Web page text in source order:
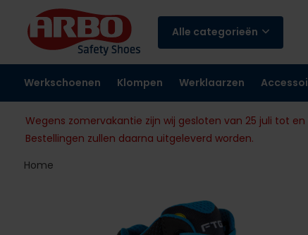
Alle categorieën
Werkschoenen Klompen Werklaarzen
Wegens zomervakantie zijn wij gesloten van 25 juli tot
Bestellingen zullen daarna uitgeleverd worden.
Home